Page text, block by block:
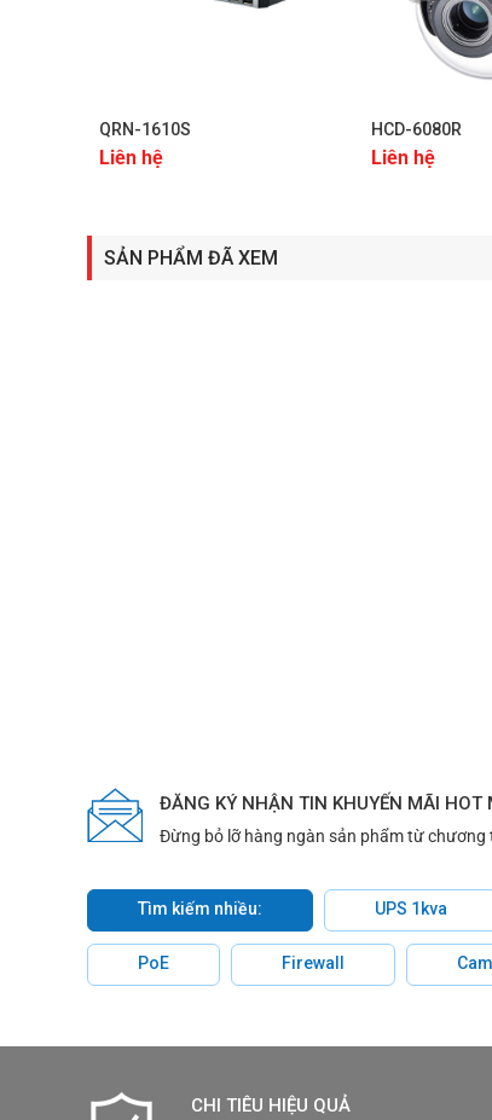
QRN-1610S
Liên hệ
HCD-6080R
Liên hệ
SẢN PHẨM ĐÃ XEM
ĐĂNG KÝ NHẬN TIN KHUYẾN MÃI HOT
Đừng bỏ lỡ hàng ngàn sản phẩm từ chương
Tìm kiếm nhiều: UPS 1kva
PoE Firewall
CHI TIÊU HIỆU QUẢ